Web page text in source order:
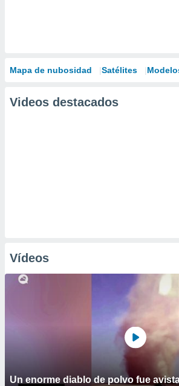
Mapa de nubosidad Satélites
Videos destacados
Vídeos
Un enorme diablo de polvo fue